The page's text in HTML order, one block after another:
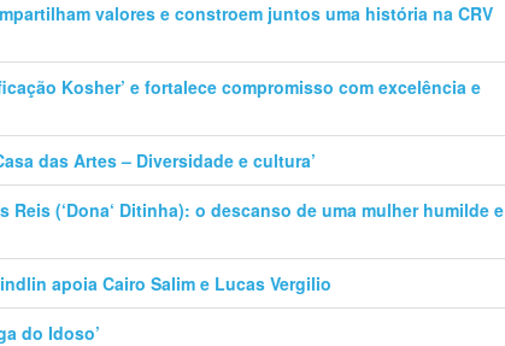
valores e constroem juntos uma história na CRV
Kosher’ e fortalece compromisso com excelência e
das Artes – Diversidade e cultura’
Reis (‘Dona‘ Ditinha): o descanso de uma mulher humilde e
apoia Cairo Salim e Lucas Vergilio
do Idoso’